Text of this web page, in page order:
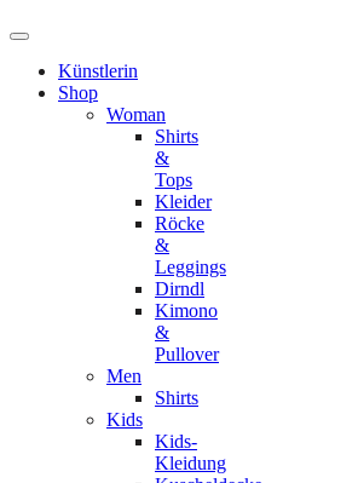
Künstlerin
Shop
Woman
Shirts
&
Tops
Kleider
Röcke
&
Leggings
Dirndl
Kimono
&
Pullover
Men
Shirts
Kids
Kids-
Kleidung